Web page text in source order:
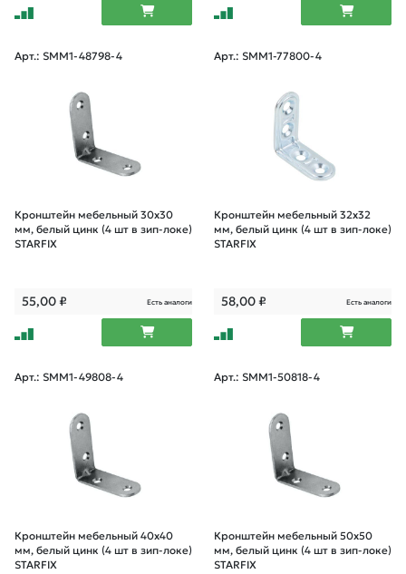
Арт.: SMM1-48798-4
Кронштейн мебельный 30х30
мм, белый цинк (4 шт в зип-локе)
STARFIX
55,00₽ Есть аналоги
Арт.: SMM1-77800-4
Кронштейн мебельный 32х32
мм, белый цинк (4 шт в зип-локе)
STARFIX
58,00₽ Есть аналоги
Арт.: SMM1-49808-4
Кронштейн мебельный 40х40
мм, белый цинк (4 шт в зип-локе)
STARFIX
Арт.: SMM1-50818-4
Кронштейн мебельный 50х50
мм, белый цинк (4 шт в зип-локе)
STARFIX